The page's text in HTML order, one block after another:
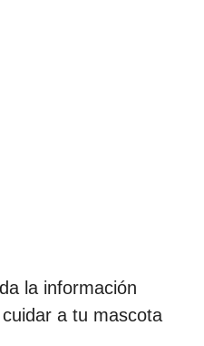
la información
a tu mascota